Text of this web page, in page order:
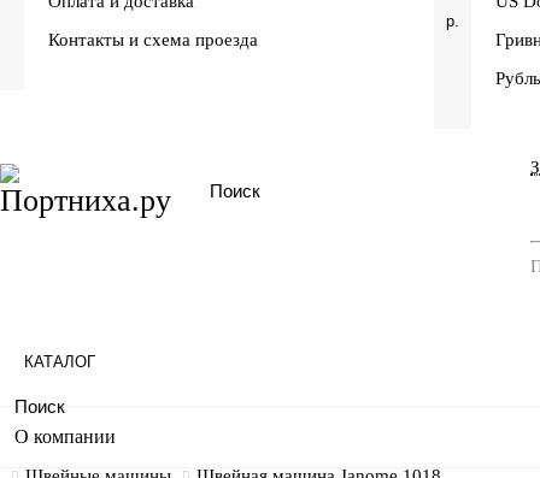
Контакты и схема проезда
р.
Рубль
КАТАЛОГ
О компании